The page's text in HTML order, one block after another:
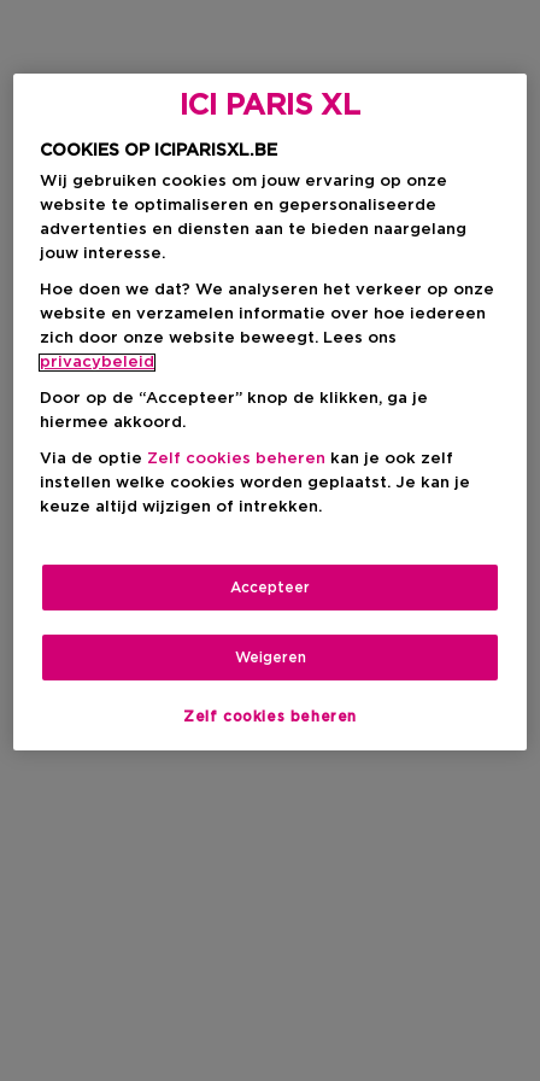
ICI PARIS XL
COOKIES OP ICIPARISXL.BE
Wij gebruiken cookies om jouw ervaring op onze
website te optimaliseren en gepersonaliseerde
advertenties en diensten aan te bieden naargelang
jouw interesse.
Hoe doen we dat? We analyseren het verkeer op onze
website en verzamelen informatie over hoe iedereen
zich door onze website beweegt. Lees ons
privacybeleid
Door op de “Accepteer” knop de klikken, ga je
hiermee akkoord.
Via de optie Zelf cookies beheren kan je ook zelf
instellen welke cookies worden geplaatst. Je kan je
keuze altijd wijzigen of intrekken.
Zelf cookies beheren
Weigeren
Accepteer